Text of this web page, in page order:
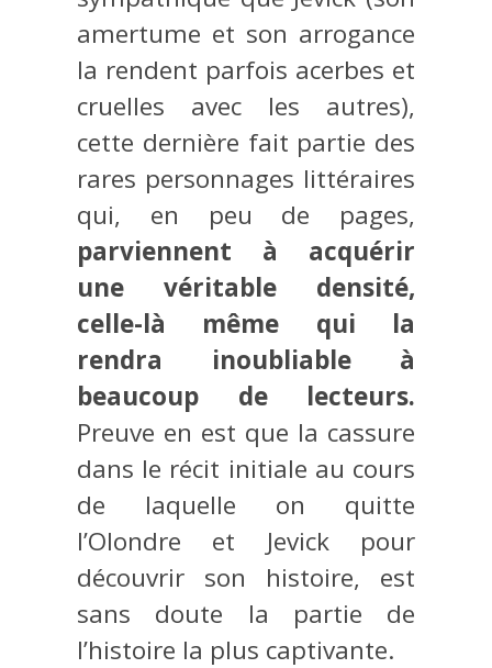
amertume et son arrogance
la rendent parfois acerbes et
cruelles avec les autres),
cette dernière fait partie des
rares personnages littéraires
qui, en peu de pages,
parviennent à acquérir
une véritable densité,
celle-là même qui la
rendra inoubliable à
beaucoup de lecteurs.
Preuve en est que la cassure
dans le récit initiale au cours
de laquelle on quitte
l’Olondre et Jevick pour
découvrir son histoire, est
sans doute la partie de
l’histoire la plus captivante.